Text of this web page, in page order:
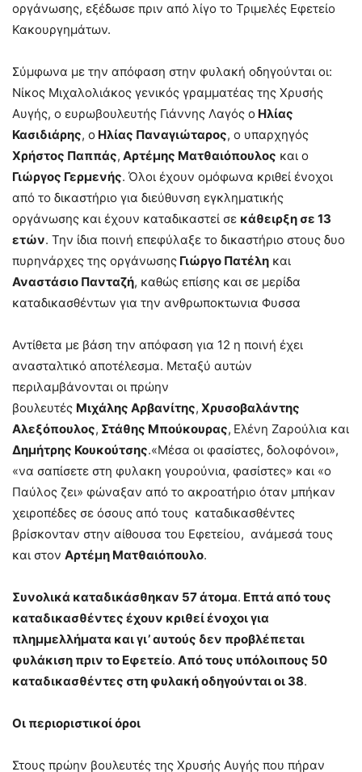
οργάνωσης, εξέδωσε πριν από λίγο το Τριμελές Εφετείο
Κακουργημάτων.
Σύμφωνα με την απόφαση στην φυλακή οδηγούνται οι:
Νίκος Μιχαλολιάκος γενικός γραμματέας της Χρυσής
Αυγής, ο ευρωβουλευτής Γιάννης Λαγός ο Ηλίας
Κασιδιάρης, ο Ηλίας Παναγιώταρος, ο υπαρχηγός
Χρήστος Παππάς, Αρτέμης Ματθαιόπουλος και ο
Γιώργος Γερμενής. Όλοι έχουν ομόφωνα κριθεί ένοχοι
από το δικαστήριο για διεύθυνση εγκληματικής
οργάνωσης και έχουν καταδικαστεί σε κάθειρξη σε 13
ετών. Την ίδια ποινή επεφύλαξε το δικαστήριο στους δυο
πυρηνάρχες της οργάνωσης Γιώργο Πατέλη και
Αναστάσιο Πανταζή, καθώς επίσης και σε μερίδα
καταδικασθέντων για την ανθρωποκτωνια Φυσσα
Αντίθετα με βάση την απόφαση για 12 η ποινή έχει
ανασταλτικό αποτέλεσμα. Μεταξύ αυτών
περιλαμβάνονται οι πρώην
βουλευτές Μιχάλης Αρβανίτης, Χρυσοβαλάντης
Αλεξόπουλος, Στάθης Μπούκουρας, Ελένη Ζαρούλια και
Δημήτρης Κουκούτσης.«Μέσα οι φασίστες, δολοφόνοι»,
«να σαπίσετε στη φυλακη γουρούνια, φασίστες» και «ο
Παύλος ζει» φώναξαν από το ακροατήριο όταν μπήκαν
χειροπέδες σε όσους από τους καταδικασθέντες
βρίσκονταν στην αίθουσα του Εφετείου, ανάμεσά τους
και στον Αρτέμη Ματθαιόπουλο.
Συνολικά καταδικάσθηκαν 57 άτομα. Επτά από τους
καταδικασθέντες έχουν κριθεί ένοχοι για
πλημμελλήματα και γι’ αυτούς δεν προβλέπεται
φυλάκιση πριν το Εφετείο. Από τους υπόλοιπους 50
καταδικασθέντες στη φυλακή οδηγούνται οι 38.
Οι περιοριστικοί όροι
Στους πρώην βουλευτές της Χρυσής Αυγής που πήραν